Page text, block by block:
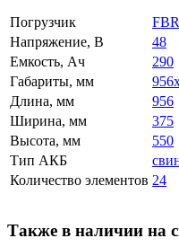
Погрузчик
Напряжение, В
48
Емкость, Ач
290
Габариты, мм
Длина, мм
956
Ширина, мм
375
Высота, мм
550
Тип АКБ
Количество элементов 24
Также в наличии на